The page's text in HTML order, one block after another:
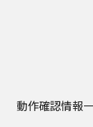
のお
ために
動作確認情報